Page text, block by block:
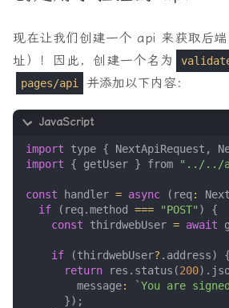
现在让我们创建一个 api 来获取后
址）！因此，创建一个名为
pages/api 并添加以下内容：
import type { NextApiRequest ,
import
{ getUser } from "../../
const handler = async ( req:
if
( req.method === "POST" )
{
const
thirdwebUser = await
if (thirdwebUser? . address)
{
return
res . status (200).
message: `You are
});